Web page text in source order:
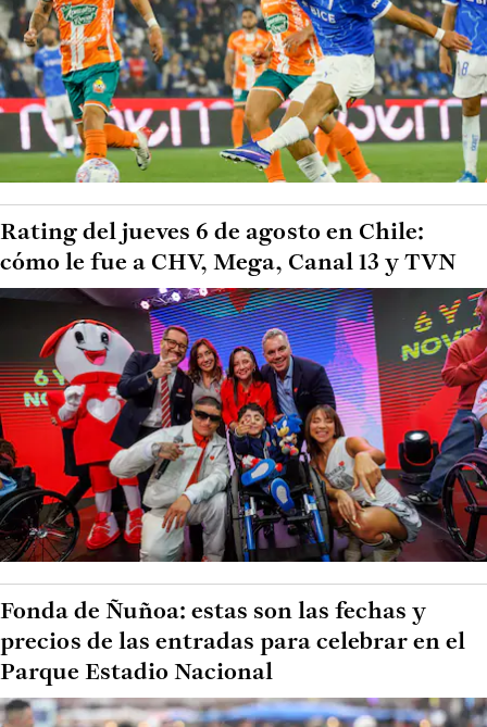
Rating del jueves 6 de agosto en Chile:
cómo le fue a CHV, Mega, Canal 13 y TVN
Fonda de Ñuñoa: estas son las fechas y
precios de las entradas para celebrar en el
Parque Estadio Nacional